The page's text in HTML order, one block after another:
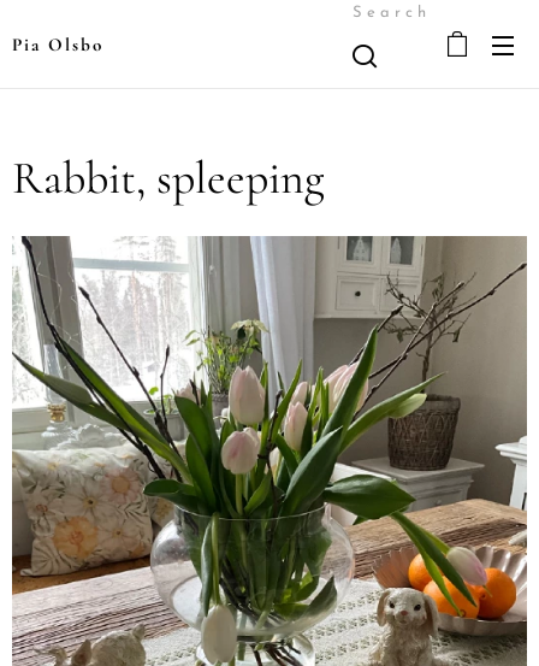
Pia Olsbo
Search
Rabbit, spleeping